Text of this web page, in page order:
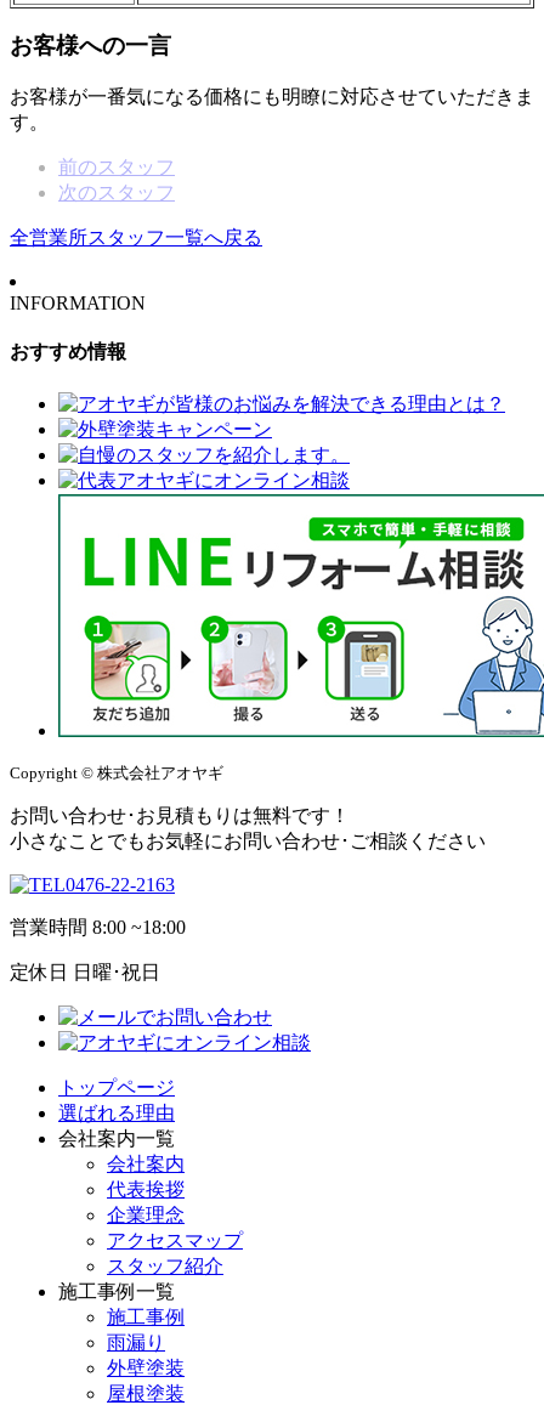
お客様への一言
お客様が一番気になる価格にも明瞭に対応させていただきま
す。
前のスタッフ
次のスタッフ
全営業所スタッフ一覧へ戻る
INFORMATION
おすすめ情報
Copyright © 株式会社アオヤギ
お問い合わせ･お見積もりは無料です！
小さなことでもお気軽にお問い合わせ･ご相談ください
0476-22-2163
営業時間 8:00 ~18:00
定休日 日曜･祝日
トップページ
選ばれる理由
会社案内一覧
会社案内
代表挨拶
企業理念
アクセスマップ
スタッフ紹介
施工事例一覧
施工事例
雨漏り
外壁塗装
屋根塗装